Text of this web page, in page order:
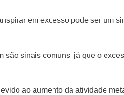
em excesso pode ser um
são sinais comuns, já que o
ao aumento da atividade